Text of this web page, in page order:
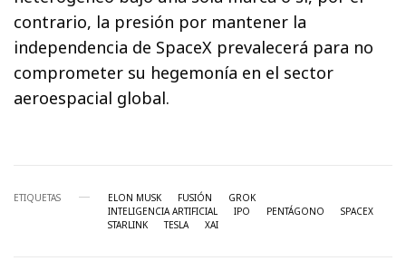
contrario, la presión por mantener la
independencia de SpaceX prevalecerá para no
comprometer su hegemonía en el sector
aeroespacial global.
ETIQUETAS ELON MUSK FUSIÓN
GROK
INTELIGENCIA ARTIFICIAL
IPO PENTÁGONO
SPACEX
STARLINK
TESLA XAI